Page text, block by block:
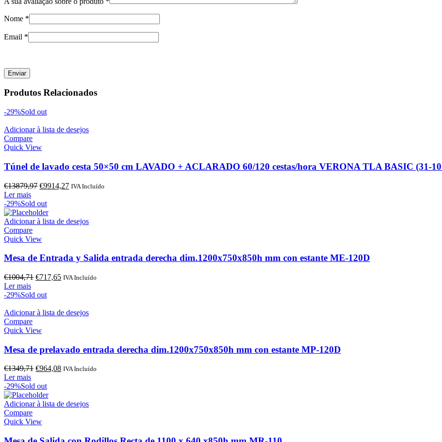
Nome *
Email *
Produtos Relacionados
-29%Sold out
Adicionar à lista de desejos
Compare
Quick View
Túnel de lavado cesta 50×50 cm LAVADO + ACLARADO 60/120 cestas/hora VERONA TLA BASIC (31-
€13879,97 O
original
era:
€13879,97.
€9914,27O
€9914,27.
IVA Incluído
Ler mais
-29%Sold out
Adicionar à lista de desejos
Compare
Quick View
Mesa de Entrada y Salida entrada derecha dim.1200x750x850h mm con estante ME-120D
€1004,71 O
original
€1004,71.
€717,65O
€717,65.
IVA Incluído
Ler mais
-29%Sold out
Adicionar à lista de desejos
Compare
Quick View
Mesa de prelavado entrada derecha dim.1200x750x850h mm con estante MP-120D
€1349,71 O
original
era:
€1349,71.
€964,08O
€964,08.
IVA Incluído
Ler mais
-29%Sold out
Adicionar à lista de desejos
Compare
Quick View